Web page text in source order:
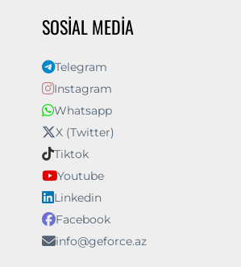
SOSIAL MEDIA
Telegram
Instagram
Whatsapp
X (Twitter)
Tiktok
Youtube
Linkedin
Facebook
info@geforce.az